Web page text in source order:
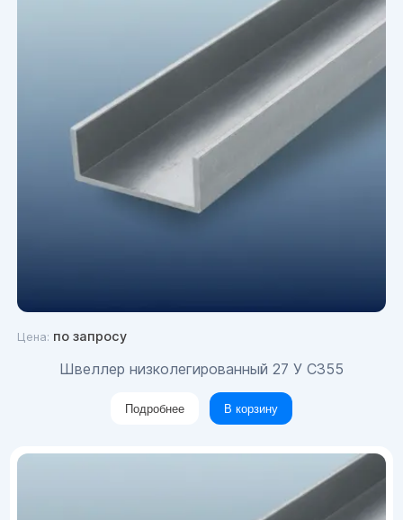
Цена: по запросу
Швеллер низколегированный 27 У С355
Подробнее В корзину